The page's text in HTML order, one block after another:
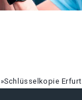
»Schlüsselkopie Erfurt